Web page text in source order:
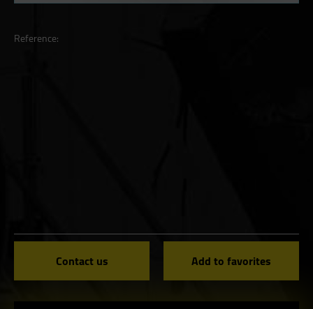
Reference:
Contact us Add to favorites